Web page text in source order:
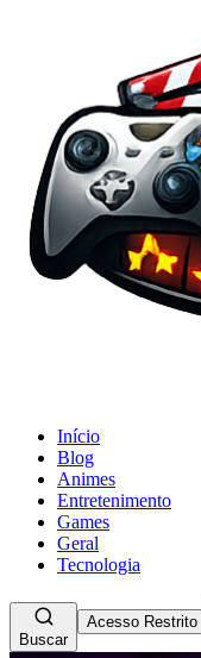
Início
Blog
Animes
Entretenimento
Games
Geral
Tecnologia
Buscar
Acesso Restrito